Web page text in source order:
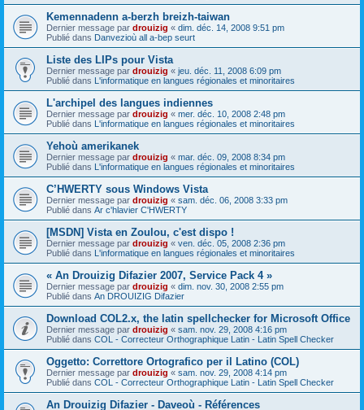
Kemennadenn a-berzh breizh-taiwan
Dernier message par drouizig « dim. déc. 14, 2008 9:51 pm
Publié dans Danvezioù all a-bep seurt
Liste des LIPs pour Vista
Dernier message par drouizig « jeu. déc. 11, 2008 6:09 pm
Publié dans L'informatique en langues régionales et minoritaires
L'archipel des langues indiennes
Dernier message par drouizig « mer. déc. 10, 2008 2:48 pm
Publié dans L'informatique en langues régionales et minoritaires
Yehoù amerikanek
Dernier message par drouizig « mar. déc. 09, 2008 8:34 pm
Publié dans L'informatique en langues régionales et minoritaires
C’HWERTY sous Windows Vista
Dernier message par drouizig « sam. déc. 06, 2008 3:33 pm
Publié dans Ar c'hlavier C'HWERTY
[MSDN] Vista en Zoulou, c'est dispo !
Dernier message par drouizig « ven. déc. 05, 2008 2:36 pm
Publié dans L'informatique en langues régionales et minoritaires
« An Drouizig Difazier 2007, Service Pack 4 »
Dernier message par drouizig « dim. nov. 30, 2008 2:55 pm
Publié dans An DROUIZIG Difazier
Download COL2.x, the latin spellchecker for Microsoft Office
Dernier message par drouizig « sam. nov. 29, 2008 4:16 pm
Publié dans COL - Correcteur Orthographique Latin - Latin Spell Checker
Oggetto: Correttore Ortografico per il Latino (COL)
Dernier message par drouizig « sam. nov. 29, 2008 4:14 pm
Publié dans COL - Correcteur Orthographique Latin - Latin Spell Checker
An Drouizig Difazier - Daveoù - Références